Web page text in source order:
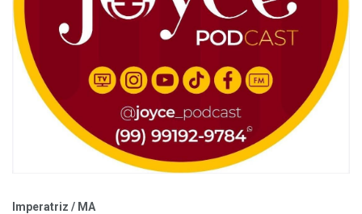
Imperatriz / MA